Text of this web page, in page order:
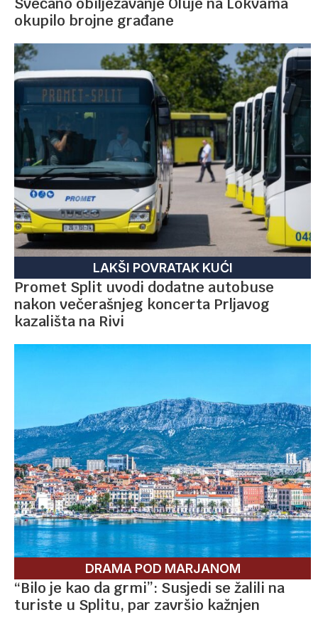
okupilo brojne građane
LAKŠI POVRATAK KUĆI
Promet Split uvodi dodatne autobuse
nakon večerašnjeg koncerta Prljavog
kazališta na Rivi
DRAMA POD MARJANOM
“Bilo je kao da grmi”: Susjedi se žalili na
turiste u Splitu, par završio kažnjen